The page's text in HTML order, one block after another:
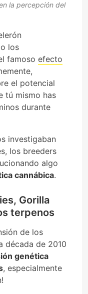
la percepción del
los
famoso efecto
el potencial
tú mismo has
durante
investigaban
los breeders
algo
cannábica.
Gorilla
terpenos
de los
década de 2010
genética
, especialmente